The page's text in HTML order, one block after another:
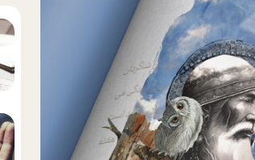
تقویم رومیزی
تقویم دیواری